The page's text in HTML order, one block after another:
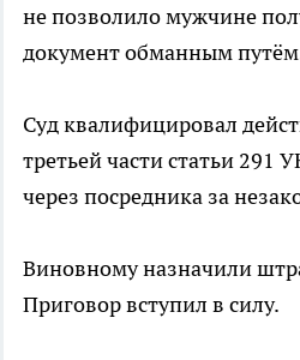
не позволило мужчине
документ обманным
Суд квалифицировал
третьей части статьи 291
через посредника за
Виновному назначили
Приговор вступил в силу.